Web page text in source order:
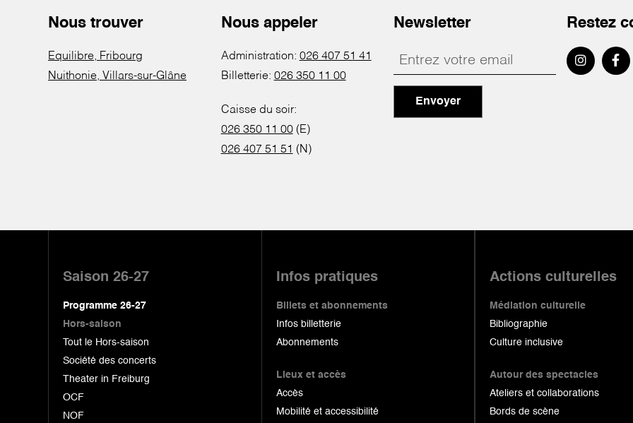
Nous trouver
Equilibre, Fribourg
Nuithonie, Villars-sur-Glâne
Nous appeler
Administration: 026 407 51 41
Billetterie: 026 350 11 00
Caisse du soir:
026 350 11 00(E)
026 407 51 51 (N)
Newsletter
Envoyer
Restez
Saison 26-27
Programme 26-27
Hors-saison
Tout le Hors-saison
Société des concerts
Theater in Freiburg
OCF
NOF
Infos pratiques
Billets et abonnements
Infos billetterie
Abonnements
Lieux et accès
Accès
Mobilité et accessibilité
Actions culturelles
Médiation culturelle
Bibliographie
Culture inclusive
Autour des spectacles
Ateliers et collaborations
Bords de scène